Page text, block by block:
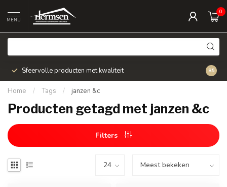
MENU
0
Sfeervolle producten met kwaliteit Snel
8.5
Home / Tags / janzen &c
Producten getagd met janzen &c
Filters